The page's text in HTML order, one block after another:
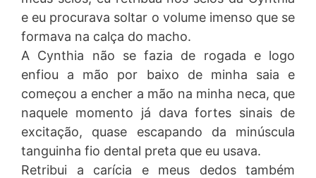
e eu procurava soltar o volume imenso que se
formava na calça do macho.
A Cynthia não se fazia de rogada e logo
enfiou a mão por baixo de minha saia e
começou a encher a mão na minha neca, que
naquele momento já dava fortes sinais de
excitação, quase escapando da minúscula
tanguinha fio dental preta que eu usava.
Retribui a carícia e meus dedos também